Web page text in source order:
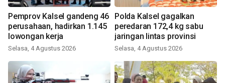
Pemprov Kalsel gandeng 46
perusahaan, hadirkan 1.145
lowongan kerja
Selasa, 4 Agustus 2026
Polda Kalsel gagalkan
peredaran 172,4 kg sabu
jaringan lintas provinsi
Selasa, 4 Agustus 2026